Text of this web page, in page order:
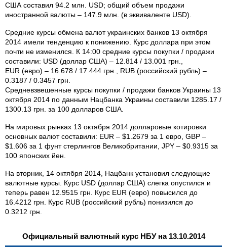
США составил 94.2 млн. USD; общий объем продажи
иностранной валюты – 147.9 млн. (в эквиваленте USD).
Средние курсы обмена валют украинских банков 13 октября
2014 имели тенденцию к понижению. Курс доллара при этом
почти не изменился. К 14:00 средние курсы покупки / продажи
составили: USD (доллар США) – 12.814 / 13.001 грн.,
EUR (евро) – 16.678 / 17.444 грн., RUB (российский рубль) –
0.3187 / 0.3457 грн.
Средневзвешенные курсы покупки / продажи банков Украины 13
октября 2014 по данным Нацбанка Украины составили 1285.17 /
1300.13 грн. за 100 долларов США.
На мировых рынках 13 октября 2014 долларовые котировки
основных валют составили: EUR – $1.2679 за 1 евро, GBP –
$1.606 за 1 фунт стерлингов Великобритании, JPY – $0.9315 за
100 японских йен.
На вторник, 14 октября 2014, Нацбанк установил следующие
валютные курсы. Курс USD (доллар США) слегка опустился и
теперь равен 12.9515 грн. Курс EUR (евро) повысился до
16.4212 грн. Курс RUB (российский рубль) понизился до
0.3212 грн.
Официальный валютный курс НБУ на 13.10.2014